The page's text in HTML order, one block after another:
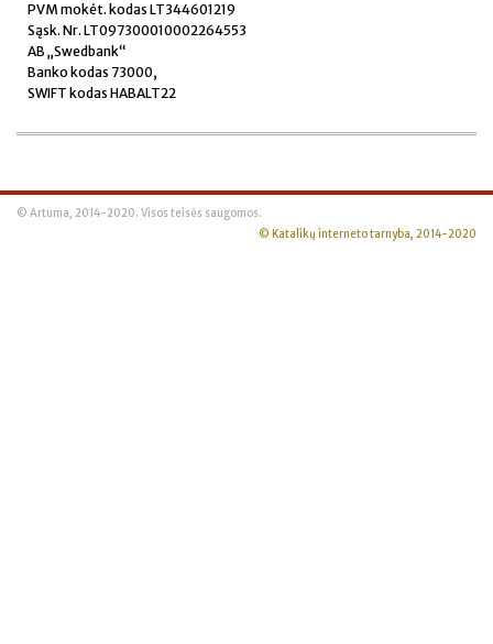
PVM mokėt. kodas LT344601219
Sąsk. Nr. LT097300010002264553
AB „Swedbank“
Banko kodas 73000,
SWIFT kodas HABALT22
© Artuma, 2014-2020. Visos teisės saugomos.
© Katalikų interneto tarnyba, 2014-2020